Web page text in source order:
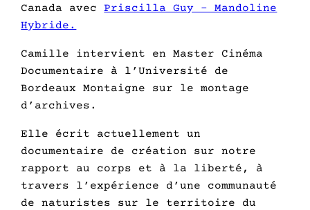
Canada avecPriscilla Guy – Mandoline
Hybride.
Camille intervient en Master Cinéma
Documentaire à l’Université de
Bordeaux Montaigne sur le montage
d’archives.
Elle écrit actuellement un
documentaire de création sur notre
rapport au corps et à la liberté, à
travers l’expérience d’une communauté
de naturistes sur le territoire du